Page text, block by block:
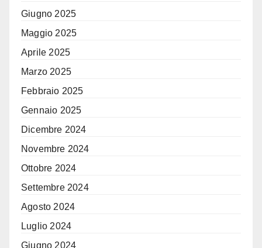
Giugno 2025
Maggio 2025
Aprile 2025
Marzo 2025
Febbraio 2025
Gennaio 2025
Dicembre 2024
Novembre 2024
Ottobre 2024
Settembre 2024
Agosto 2024
Luglio 2024
Giugno 2024